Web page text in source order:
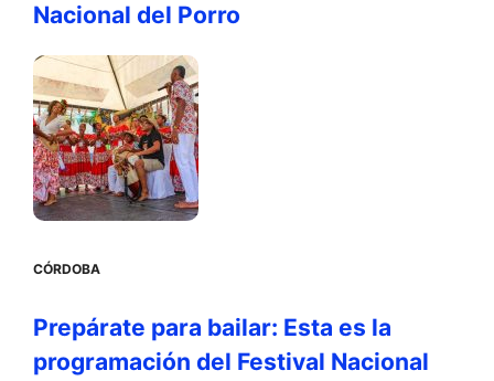
Nacional del Porro
CÓRDOBA
Prepárate para bailar: Esta es la
programación del Festival Nacional